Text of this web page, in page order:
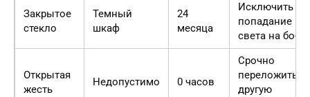
Закрытое
стекло
Темный
шкаф
24
месяца
Исключить
попадание
света на бобы
Открытая
жесть
Недопустимо 0 часов
Срочно
переложить в
другую